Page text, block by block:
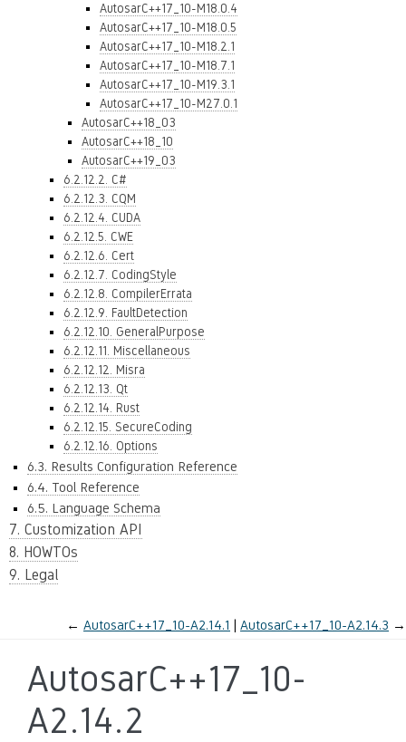
AutosarC++17_10-M18.0.4
AutosarC++17_10-M18.0.5
AutosarC++17_10-M18.2.1
AutosarC++17_10-M18.7.1
AutosarC++17_10-M19.3.1
AutosarC++17_10-M27.0.1
AutosarC++18_03
AutosarC++18_10
AutosarC++19_03
6.2.12.2. C#
6.2.12.3. CQM
6.2.12.4. CUDA
6.2.12.5. CWE
6.2.12.6. Cert
6.2.12.7. CodingStyle
6.2.12.8. CompilerErrata
6.2.12.9. FaultDetection
6.2.12.10. GeneralPurpose
6.2.12.11. Miscellaneous
6.2.12.12. Misra
6.2.12.13. Qt
6.2.12.14. Rust
6.2.12.15. SecureCoding
6.2.12.16. Options
6.3. Results Configuration Reference
6.4. Tool Reference
6.5. Language Schema
7. Customization API
8. HOWTOs
9. Legal
← AutosarC++17_10-A2.14.1 AutosarC++17_10-A2.14.3 →
AutosarC++17_10-
A2.14.2